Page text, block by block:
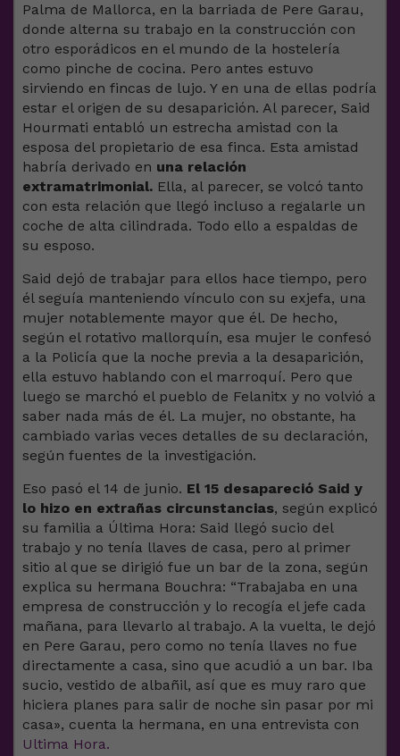
Palma de Mallorca, en la barriada de Pere Garau,
donde alterna su trabajo en la construcción con
otro esporádicos en el mundo de la hostelería
como pinche de cocina. Pero antes estuvo
sirviendo en fincas de lujo. Y en una de ellas podría
estar el origen de su desaparición. Al parecer, Said
Hourmati entabló un estrecha amistad con la
esposa del propietario de esa finca. Esta amistad
habría derivado en una relación
extramatrimonial. Ella, al parecer, se volcó tanto
con esta relación que llegó incluso a regalarle un
coche de alta cilindrada. Todo ello a espaldas de
su esposo.
Said dejó de trabajar para ellos hace tiempo, pero
él seguía manteniendo vínculo con su exjefa, una
mujer notablemente mayor que él. De hecho,
según el rotativo mallorquín, esa mujer le confesó
a la Policía que la noche previa a la desaparición,
ella estuvo hablando con el marroquí. Pero que
luego se marchó el pueblo de Felanitx y no volvió a
saber nada más de él. La mujer, no obstante, ha
cambiado varias veces detalles de su declaración,
según fuentes de la investigación.
Eso pasó el 14 de junio. El 15 desapareció Said y
lo hizo en extrañas circunstancias, según explicó
su familia a Última Hora: Said llegó sucio del
trabajo y no tenía llaves de casa, pero al primer
sitio al que se dirigió fue un bar de la zona, según
explica su hermana Bouchra: “Trabajaba en una
empresa de construcción y lo recogía el jefe cada
mañana, para llevarlo al trabajo. A la vuelta, le dejó
en Pere Garau, pero como no tenía llaves no fue
directamente a casa, sino que acudió a un bar. Iba
sucio, vestido de albañil, así que es muy raro que
hiciera planes para salir de noche sin pasar por mi
casa», cuenta la hermana, en una entrevista con
Ultima Hora.